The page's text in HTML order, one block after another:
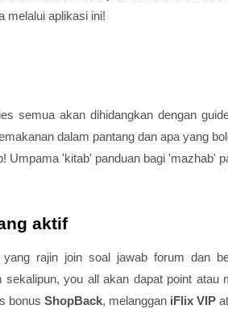
melalui aplikasi ini!
semua akan dihidangkan dengan
dalam pantang dan apa yang
Umpama 'kitab' panduan bagi 'mazhab'
aktif
rajin join soal jawab forum dan
you all akan dapat point atau
bonusShopBack, melanggan iFlix VIP